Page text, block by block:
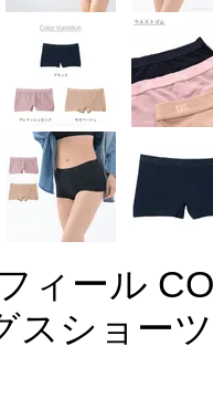
ィール
スショー